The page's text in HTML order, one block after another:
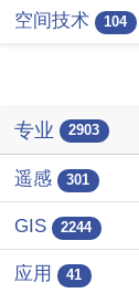
空间技术 104
专业 2903
遥感 301
GIS 2244
应用 41